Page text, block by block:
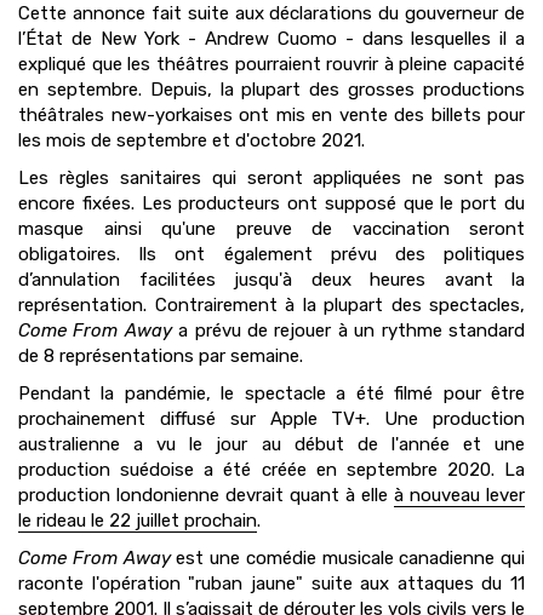
Cette annonce fait suite aux déclarations du gouverneur de
l’État de New York - Andrew Cuomo - dans lesquelles il a
expliqué que les théâtres pourraient rouvrir à pleine capacité
en septembre. Depuis, la plupart des grosses productions
théâtrales new-yorkaises ont mis en vente des billets pour
les mois de septembre et d'octobre 2021.
Les règles sanitaires qui seront appliquées ne sont pas
encore fixées. Les producteurs ont supposé que le port du
masque ainsi qu'une preuve de vaccination seront
obligatoires. Ils ont également prévu des politiques
d’annulation facilitées jusqu'à deux heures avant la
représentation. Contrairement à la plupart des spectacles,
Come From Awaya prévu de rejouer à un rythme standard
de 8 représentations par semaine.
Pendant la pandémie, le spectacle a été filmé pour être
prochainement diffusé sur Apple TV+. Une production
australienne a vu le jour au début de l'année et une
production suédoise a été créée en septembre 2020. La
production londonienne devrait quant à elle à nouveau lever
le rideau le 22 juillet prochain.
Come From Awayest une comédie musicale canadienne qui
raconte l'opération "ruban jaune" suite aux attaques du 11
septembre 2001. Il s’agissait de dérouter les vols civils vers le